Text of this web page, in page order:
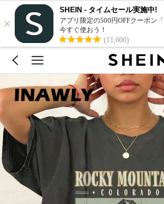
×
SHEIN - タイムセール実施中!
アプリ限定の500円OFFクーポン「
今すぐ使おう！
(11,600)